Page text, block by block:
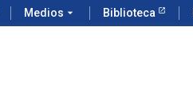
Medios arrow_drop_down Biblioteca